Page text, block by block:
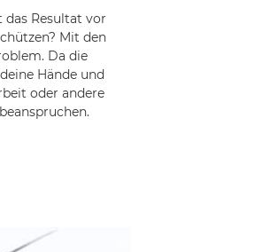
Resultat vor
Mit den
Da die
Hände und
oder andere